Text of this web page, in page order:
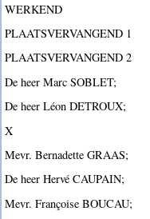
WERKEND
PLAATSVERVANGEND 1
PLAATSVERVANGEND 2
De heer Marc SOBLET;
De heer Léon DETROUX;
X
Mevr. Bernadette GRAAS;
De heer Hervé CAUPAIN;
Mevr. Françoise BOUCAU;